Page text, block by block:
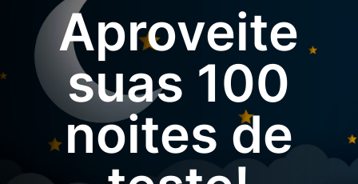
Aproveite
suas 100
noites de